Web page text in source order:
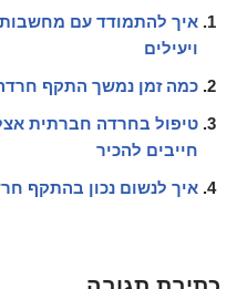
ויעילים
כמה זמן נמשך התקף
טיפול בחרדה חברתית
חייבים להכיר
איך לנשום נכון בהתקף חרדה ב-3 צעדים